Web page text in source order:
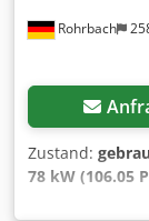
Rohrbach
Zustand:
78 kW (106.05